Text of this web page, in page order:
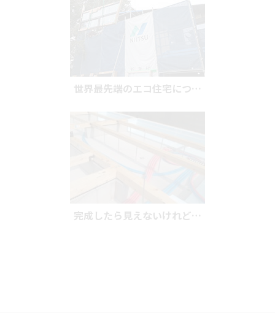
世界最先端のエコ住宅につ…
完成したら見えないけれど…